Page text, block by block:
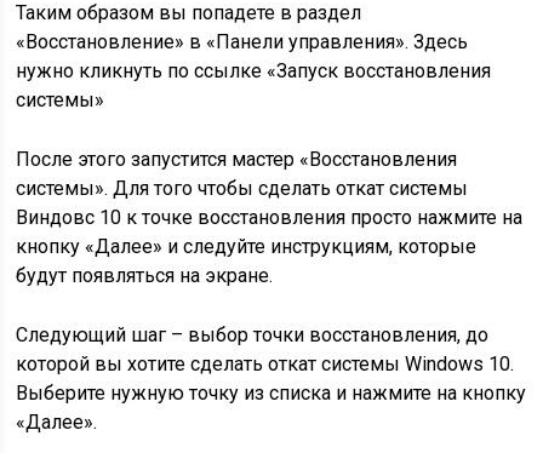
Таким образом вы попадете в раздел
«Восстановление» в «Панели управления». Здесь
нужно кликнуть по ссылке «Запуск восстановления
системы»
После этого запустится мастер «Восстановления
системы». Для того чтобы сделать откат системы
Виндовс 10 к точке восстановления просто нажмите на
кнопку «Далее» и следуйте инструкциям, которые
будут появляться на экране.
Следующий шаг – выбор точки восстановления, до
которой вы хотите сделать откат системы Windows 10.
Выберите нужную точку из списка и нажмите на кнопку
«Далее».